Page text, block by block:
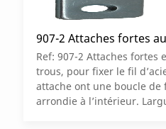
907-2 Attaches fortes
Ref: 907-2 Attaches fortes
trous, pour fixer le fil
attache ont une boucle
arrondie à l’intérieur.